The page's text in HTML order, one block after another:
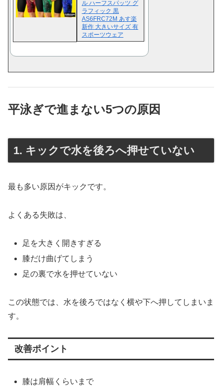
ル ハーフスパッツ グ
ラフィック 黒
AS6FRC72M あす楽
新作 大きいサイズ 有
スポーツウェア
平泳ぎで進まない5つの原因
1. キックで水を後ろへ押せていない
最も多い原因がキックです。
よくある失敗は、
足を大きく開きすぎる
膝だけ曲げてしまう
足の裏で水を押せていない
この状態では、水を後ろではなく横や下へ押してしまいま
す。
改善ポイント
膝は肩幅くらいまで